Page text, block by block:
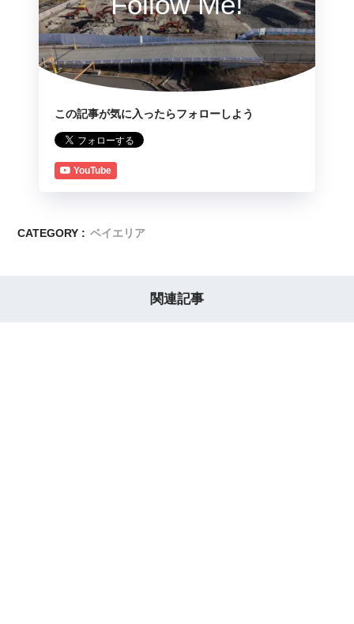
この記事が気に入ったらフォローしよう
YouTube
CATEGORY : ベイエリア
関連記事